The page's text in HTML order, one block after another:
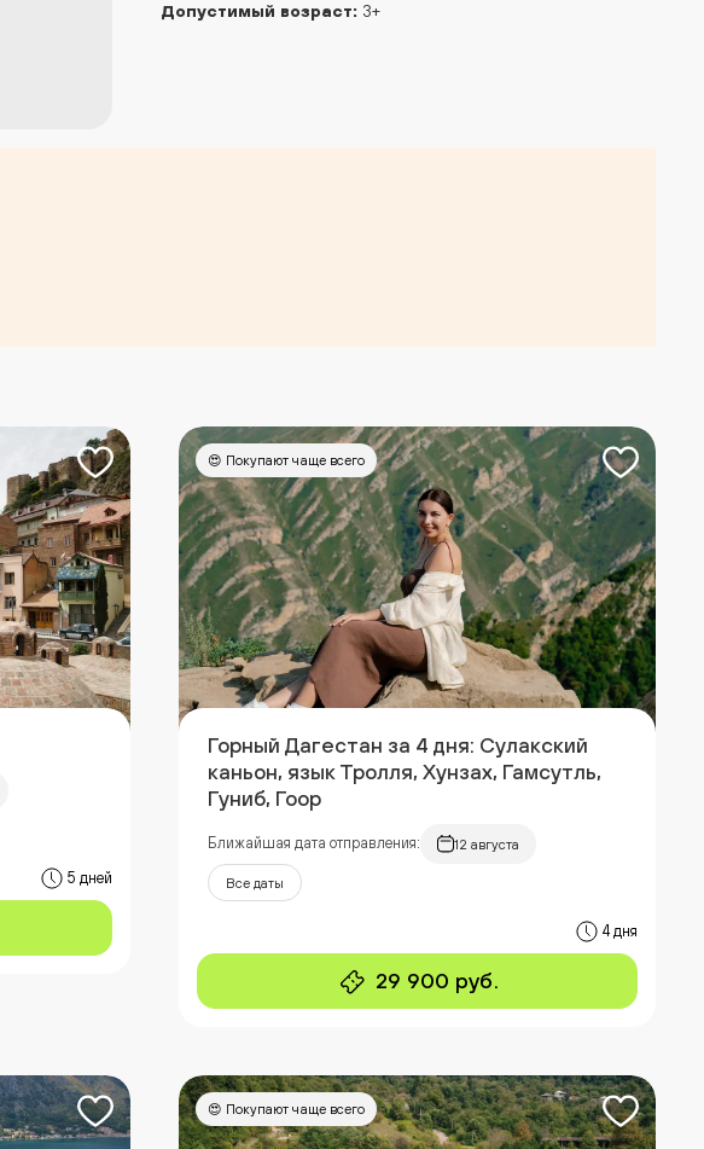
Допустимый возраст: 3+
5 дней
😍 Покупают чаще всего
Горный Дагестан за 4 дня: Сулакский
каньон, язык Тролля, Хунзах, Гамсутль,
Гуниб, Гоор
Ближайшая дата отправления: 12 августа
Все даты
4 дня
29 900 руб.
😍 Покупают чаще всего